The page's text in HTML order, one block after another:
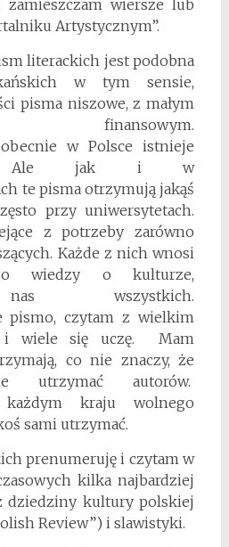
wiersze lub
Artystycznym”.
literackich jest podobna
w tym sensie,
pisma niszowe, z małym
finansowym.
w Polsce istnieje
Ale jak i w
te pisma otrzymują jakąś
przy uniwersytetach.
z potrzeby zarówno
Każde z nich wnosi
wiedzy o kulturze,
wszystkich.
pismo, czytam z wielkim
i wiele się uczę. Mam
co nie znaczy, że
utrzymać autorów.
kraju wolnego
sami utrzymać.
prenumeruję i czytam w
kilka najbardziej
dziedziny kultury polskiej
Review”) i slawistyki.